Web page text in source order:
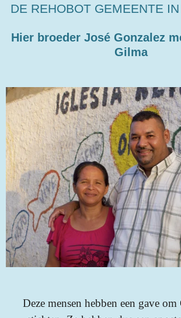
DE REHOBOT GEMEENTE
Hier broeder José Gonzalez
Gilma
Deze mensen hebben een gave om